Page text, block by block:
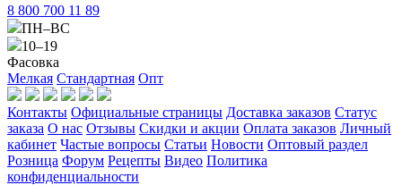
8 800 700 11 89
ПН–ВС
10–19
Фасовка
Мелкая Стандартная Опт
Контакты Официальные страницы Доставка заказов Статус
заказа О нас Отзывы Скидки и акции Оплата заказов Личный
кабинет Частые вопросы Статьи Новости Оптовый раздел
Розница Форум Рецепты Видео Политика
конфиденциальности